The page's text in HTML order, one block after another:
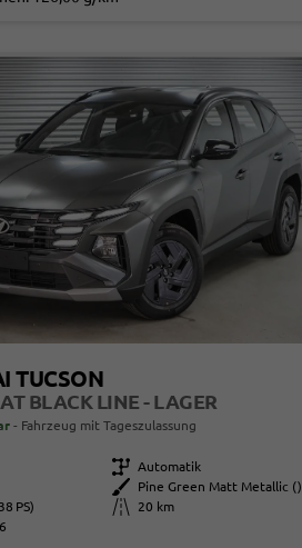
TUCSON
BLACK LINE - LAGER
Fahrzeug mit Tageszulassung
Getriebe Automatik
Außenfarbe
Pine Green Matt Metallic ()
PS) Kilometerstand
20 km